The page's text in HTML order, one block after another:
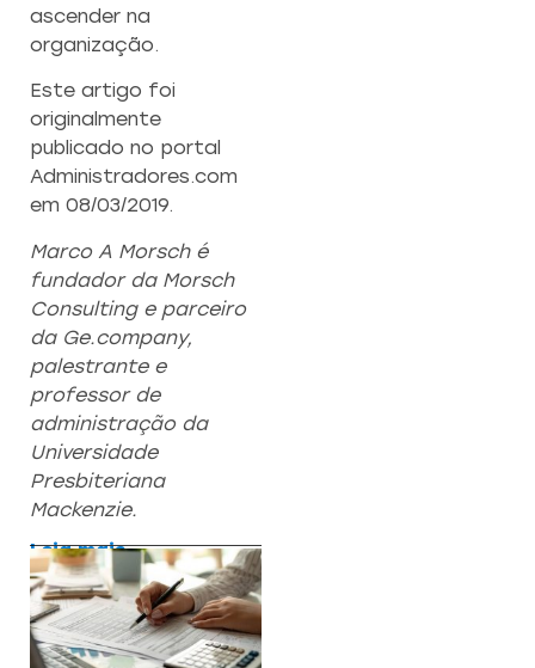
ascender na
organização.
Este artigo foi
originalmente
publicado no portal
Administradores.com
em 08/03/2019.
Marco A Morsch é
fundador da Morsch
Consulting e parceiro
da Ge.company,
palestrante e
professor de
administração da
Universidade
Presbiteriana
Mackenzie.
Leia mais